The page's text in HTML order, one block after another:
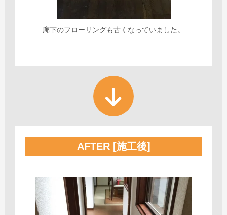
廊下のフローリングも古くなっていました。
AFTER [施工後]